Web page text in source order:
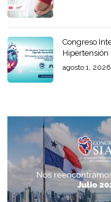
Congreso
agosto 1, 2026